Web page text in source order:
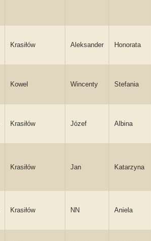
Krasiłów Aleksander Honorata
Kowel Wincenty Stefania
Krasiłów Józef Albina
Krasiłów Jan Katarzyna
Krasiłów NN Aniela